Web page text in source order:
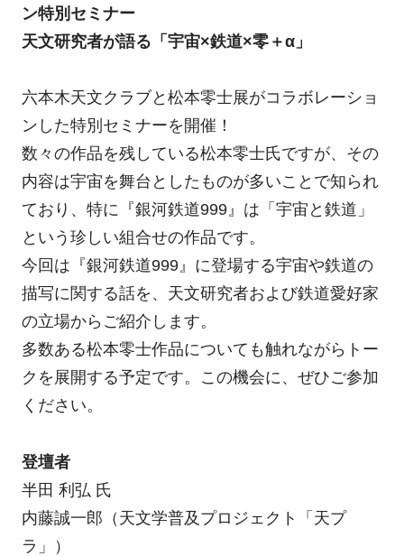
ン特別セミナー
天文研究者が語る「宇宙×鉄道×零＋α」
六本木天文クラブと松本零士展がコラボレーショ
ンした特別セミナーを開催！
数々の作品を残している松本零士氏ですが、その
内容は宇宙を舞台としたものが多いことで知られ
ており、特に『銀河鉄道999』は「宇宙と鉄道」
という珍しい組合せの作品です。
今回は『銀河鉄道999』に登場する宇宙や鉄道の
描写に関する話を、天文研究者および鉄道愛好家
の立場からご紹介します。
多数ある松本零士作品についても触れながらトー
クを展開する予定です。この機会に、ぜひご参加
ください。
登壇者
半田 利弘 氏
内藤誠一郎（天文学普及プロジェクト「天プ
ラ」）